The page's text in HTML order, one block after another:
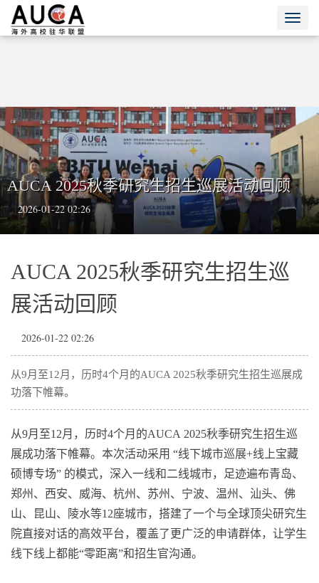
AUCA 2025秋季研究生招生巡展活动回顾
2026-01-22 02:26
AUCA 2025秋季研究生招生巡
展活动回顾
2026-01-22 02:26
从9月至12月，历时4个月的AUCA 2025秋季研究生招生巡展成
功落下帷幕。
从9月至12月，历时4个月的AUCA 2025秋季研究生招生巡
展成功落下帷幕。本次活动采用 “线下城市巡展+线上宝藏
硕博专场” 的模式，深入一线和二线城市，足迹遍布青岛、
郑州、西安、威海、杭州、苏州、宁波、温州、汕头、佛
山、昆山、陵水等12座城市，搭建了一个与全球顶尖研究生
院直接对话的高效平台，覆盖了更广泛的申请群体，让学生
线下线上都能“零距离”和招生官沟通。